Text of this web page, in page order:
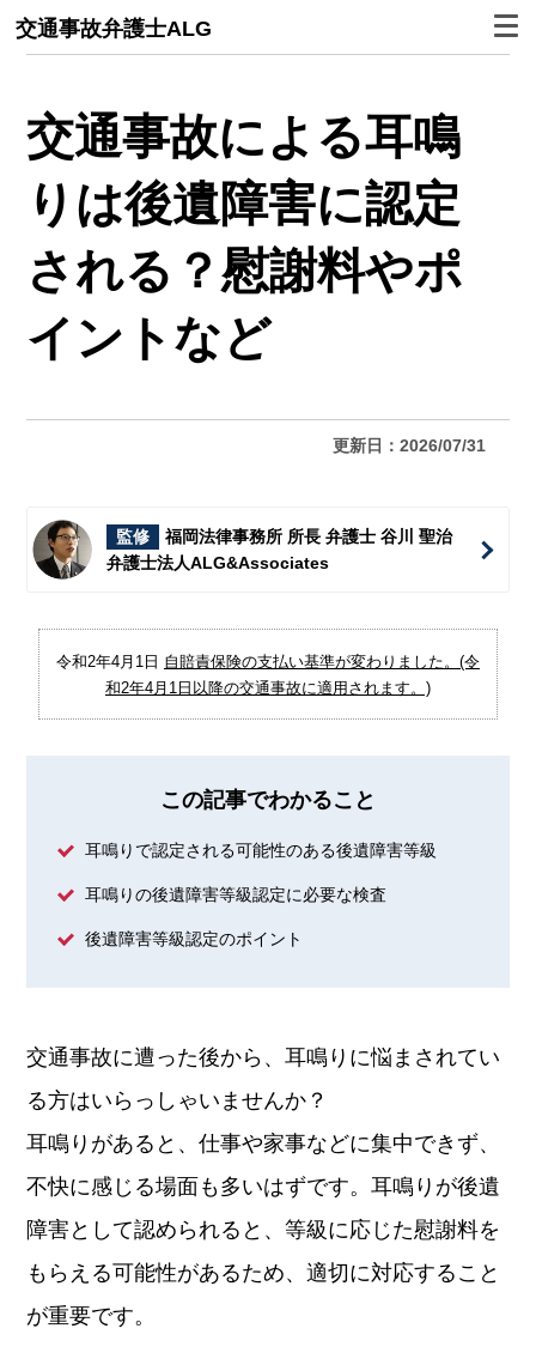
交通事故弁護士ALG
交通事故による耳鳴
りは後遺障害に認定
される？慰謝料やポ
イントなど
更新日：2026/07/31
監修
福岡法律事務所 所長 弁護士 谷川 聖治
弁護士法人ALG&Associates
令和2年4月1日 自賠責保険の支払い基準が変わりました。(令
和2年4月1日以降の交通事故に適用されます。)
この記事でわかること
耳鳴りで認定される可能性のある後遺障害等級
耳鳴りの後遺障害等級認定に必要な検査
後遺障害等級認定のポイント
交通事故に遭った後から、耳鳴りに悩まされてい
る方はいらっしゃいませんか？
耳鳴りがあると、仕事や家事などに集中できず、
不快に感じる場面も多いはずです。耳鳴りが後遺
障害として認められると、等級に応じた慰謝料を
もらえる可能性があるため、適切に対応すること
が重要です。